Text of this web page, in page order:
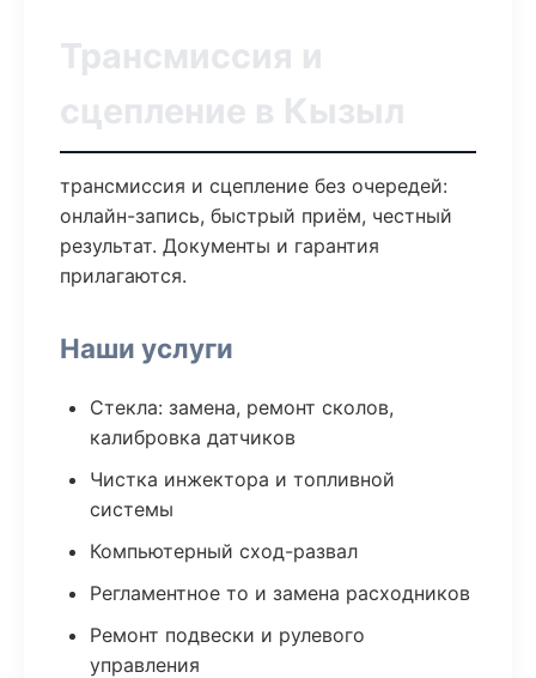
Трансмиссия и
сцепление в Кызыл
трансмиссия и сцепление без очередей:
онлайн-запись, быстрый приём, честный
результат. Документы и гарантия
прилагаются.
Наши услуги
Стекла: замена, ремонт сколов,
калибровка датчиков
Чистка инжектора и топливной
системы
Компьютерный сход-развал
Регламентное то и замена расходников
Ремонт подвески и рулевого
управления